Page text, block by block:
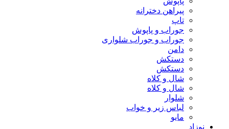
پیراهن دخترانه
تاپ
جوراب و پاپوش
جوراب و جوراب شلواری
دامن
دستکش
دستکش
شال و کلاه
شال و کلاه
شلوار
لباس زیر و خواب
مایو
نوزاد